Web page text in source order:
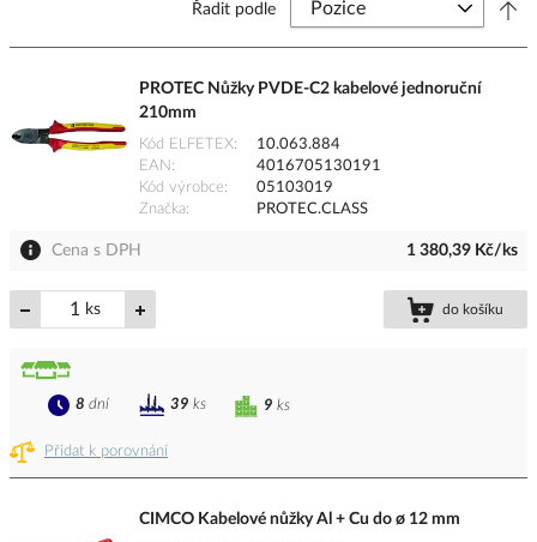
Řadit podle
PROTEC Nůžky PVDE-C2 kabelové jednoruční
210mm
Kód ELFETEX
10.063.884
EAN
4016705130191
Kód výrobce
05103019
Značka
PROTEC.CLASS
Cena s DPH 1 380,39 Kč/ks
ks do košíku
Přidat k porovnání
9 ks
8 dní 39 ks
CIMCO Kabelové nůžky Al + Cu do ø 12 mm